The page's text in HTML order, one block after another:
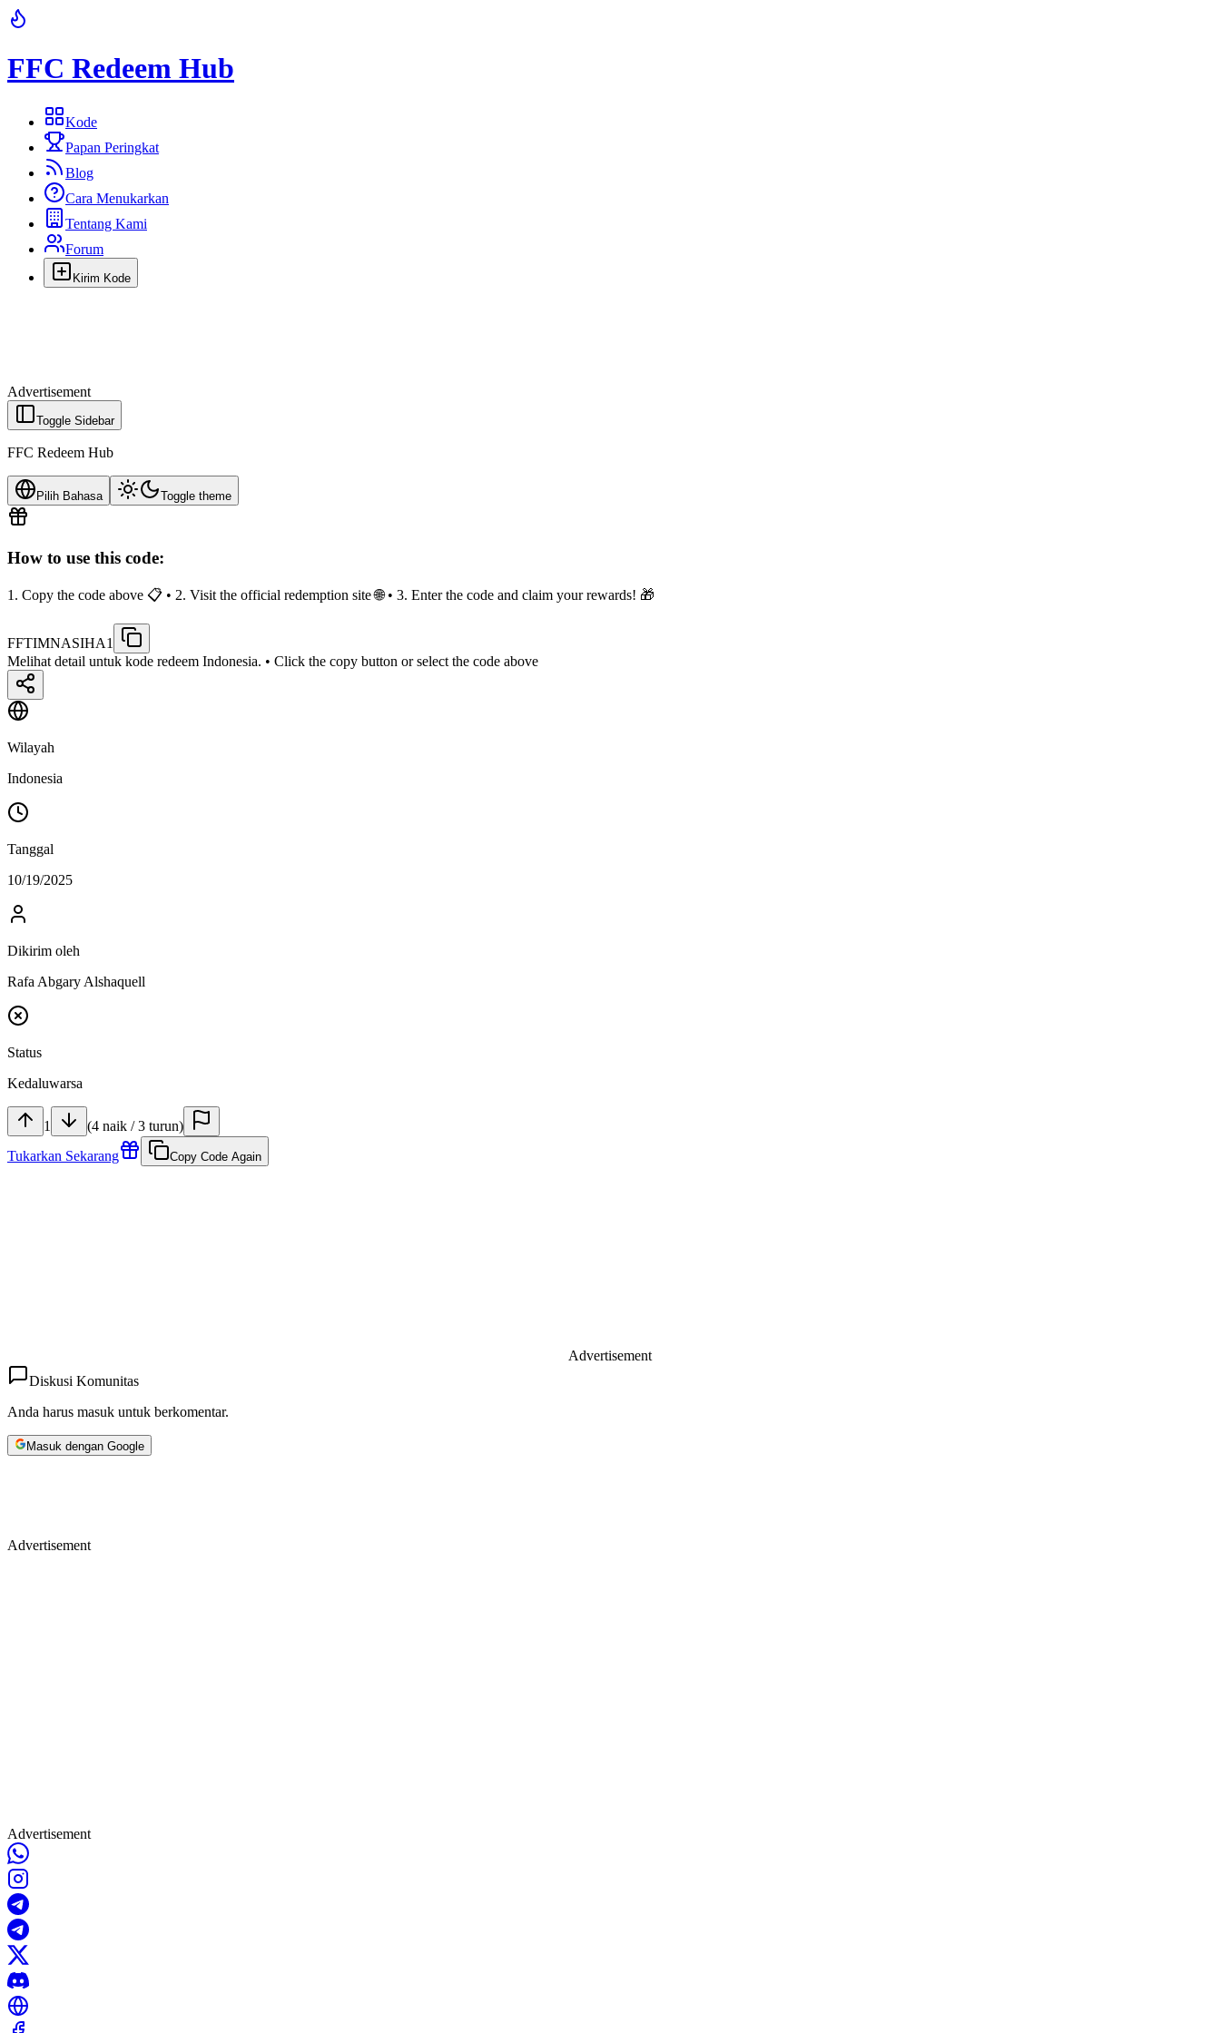
FFC Redeem Hub
Kode
Papan Peringkat
Blog
Cara Menukarkan
Tentang Kami
Forum
Kirim Kode
Advertisement
Toggle Sidebar
FFC Redeem Hub
Pilih Bahasa Toggle theme
How to use this code:
1. Copy the code above 📋 • 2. Visit the official redemption site 🌐 • 3. Enter the code and claim your rewards! 🎁
FFTIMNASIHA1
Melihat detail untuk kode redeem Indonesia. • Click the copy button or select the code above
Wilayah
Indonesia
Tanggal
10/19/2025
Dikirim oleh
Rafa Abgary Alshaquell
Status
Kedaluwarsa
1 (4 naik /3 turun)
Tukarkan Sekarang
Copy Code Again
Advertisement
Diskusi Komunitas
Anda harus masuk untuk berkomentar.
Masuk dengan Google
Advertisement
Advertisement